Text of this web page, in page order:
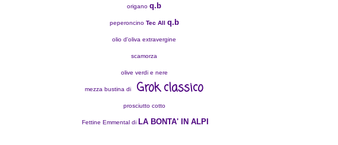
origano q.b
peperoncino Tec All q.b
olio d'oliva extravergine
scamorza
olive verdi e nere
mezza bustina di Grok classico
prosciutto cotto
Fettine Emmental di LA BONTA' IN ALPI